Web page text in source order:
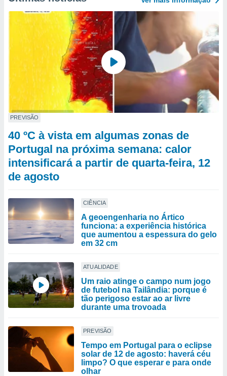
PREVISÃO
40 ºC à vista em algumas zonas de
Portugal na próxima semana: calor
intensificará a partir de quarta-feira, 12
de agosto
CIÊNCIA
A geoengenharia no Ártico
funciona: a experiência histórica
que aumentou a espessura do gelo
em 32 cm
ATUALIDADE
Um raio atinge o campo num jogo
de futebol na Tailândia: porque é
tão perigoso estar ao ar livre
durante uma trovoada
PREVISÃO
Tempo em Portugal para o eclipse
solar de 12 de agosto: haverá céu
limpo? O que esperar e para onde
olhar